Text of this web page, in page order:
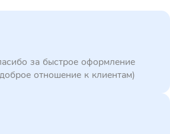
за быстрое оформление
отношение к клиентам)